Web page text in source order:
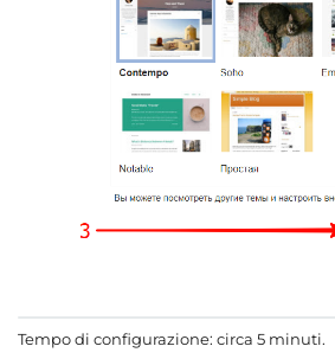
Tempo di configurazione: circa 5 minuti.